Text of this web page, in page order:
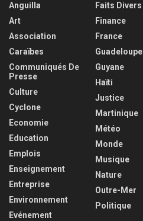
Anguilla
Art
Association
Caraïbes
Communiqués De
Presse
Culture
Cyclone
Economie
Education
Emplois
Enseignement
Entreprise
Environnement
Evénement
Faits Divers
Finance
France
Guadeloupe
Guyane
Haïti
Justice
Martinique
Météo
Monde
Musique
Nature
Outre-Mer
Politique